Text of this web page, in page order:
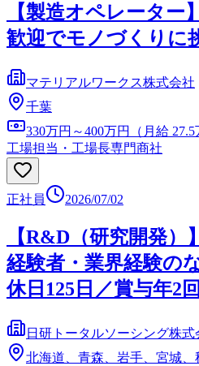
【製造オペレーター
歓迎でモノづくりに
マテリアルワークス株式会社
千葉
330万円～400万円（月給 27.5
工場担当・工場長専門商社
正社員 2026/07/02
【R&D（研究開発）
経験者・業界経験の
休日125日／賞与年2回
日研トータルソーシング株
北海道、青森、岩手、宮城、